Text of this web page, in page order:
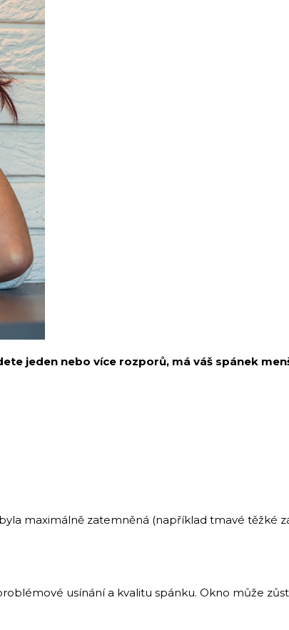
jeden nebo více rozporů, má váš spánek
maximálně zatemněná (například tmavé těžké
usínání a kvalitu spánku. Okno může